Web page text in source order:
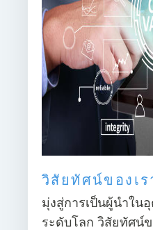
วิสัยทัศน์ของเร
มุ่งสู่การเป็นผู้นำใน
ระดับโลก วิสัยทัศน์ข